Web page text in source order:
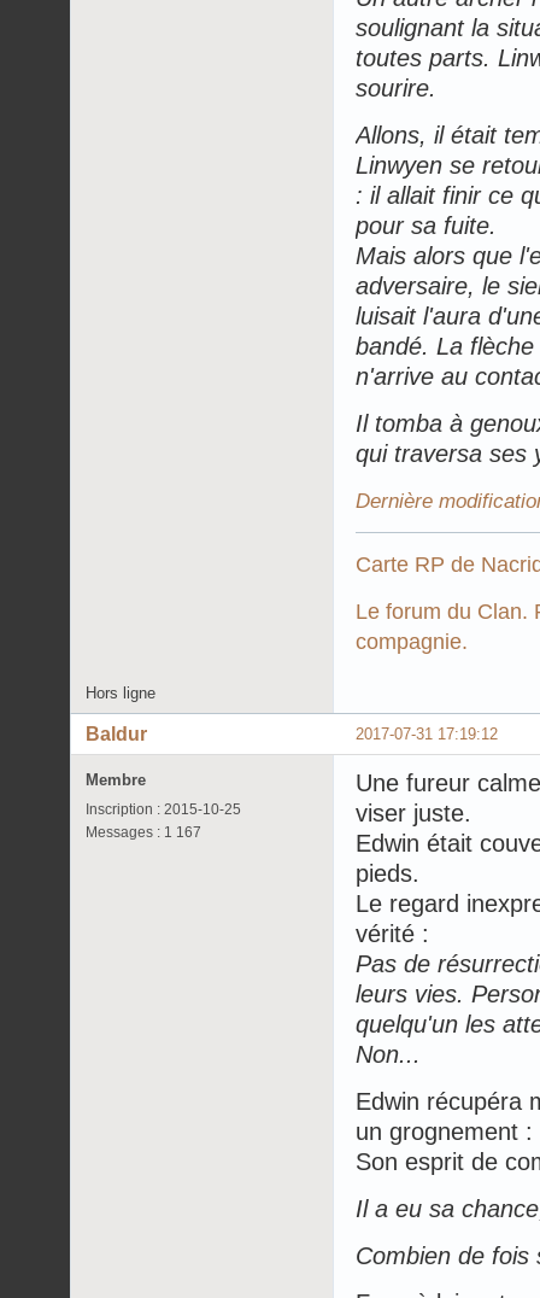
soulignant la
toutes parts.
sourire.
Allons, il était
Linwyen se
: il allait finir ce
pour sa fuite.
Mais alors que
adversaire, le
luisait l'aura
bandé. La
n'arrive au
Il tomba à
qui traversa ses
Dernière
Carte RP de
Le forum du Clan.
compagnie.
Hors ligne
2017-07-31 17:19:12
Baldur
Membre
Inscription : 2015-10-25
Messages : 1 167
Une fureur
viser juste.
Edwin était
pieds.
Le regard
vérité :
Pas de
leurs vies.
quelqu'un les
Non...
Edwin récupéra
un grognement
Son esprit de
Il a eu sa
Combien de fois